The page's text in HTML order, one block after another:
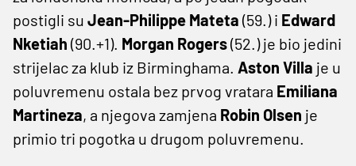
postigli su Jean-Philippe Mateta (59.) i Edward
Nketiah (90.+1). Morgan Rogers(52.) je bio jedini
strijelac za klub iz Birminghama. Aston Villa je u
poluvremenu ostala bez prvog vratara Emiliana
Martineza, a njegova zamjena Robin Olsen je
primio tri pogotka u drugom poluvremenu.